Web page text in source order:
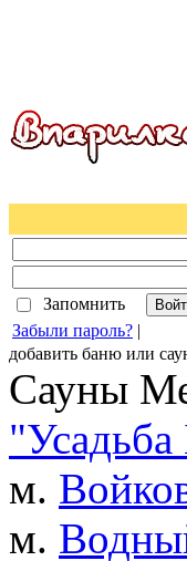
Запомнить
Забыли пароль? |
добавить баню или
Сауны
м.
м.